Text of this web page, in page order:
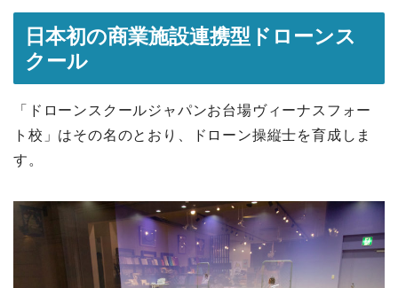
日本初の商業施設連携型ドローンス
クール
「ドローンスクールジャパンお台場ヴィーナスフォー
ト校」はその名のとおり、ドローン操縦士を育成しま
す。